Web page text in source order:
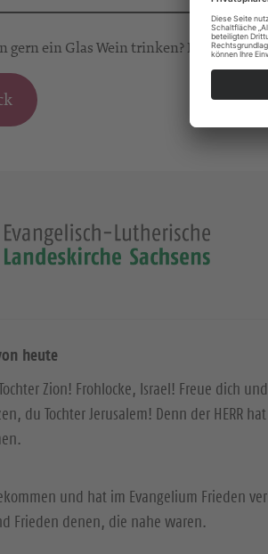
gern ein Glas Wein trinken? Bitte fragen
heute
Zion! Frohlocke, Israel! Freue dich
du Tochter Jerusalem! Denn der HERR
und hat im Evangelium Frieden
Frieden denen, die nahe waren.